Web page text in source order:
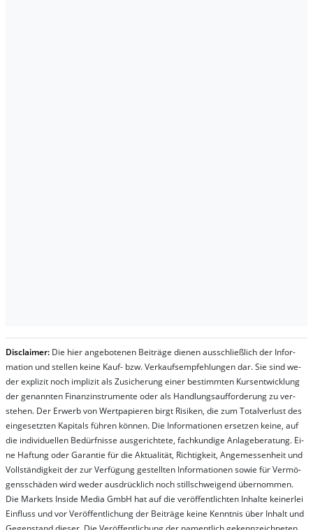
Dis­clai­mer: Die hier an­ge­bo­te­nen Bei­trä­ge die­nen aus­schließ­lich der In­for­
ma­t­ion und stel­len kei­ne Kauf- bzw. Ver­kaufs­em­pfeh­lung­en dar. Sie sind we­
der ex­pli­zit noch im­pli­zit als Zu­sich­er­ung ei­ner be­stim­mt­en Kurs­ent­wick­lung
der ge­nan­nt­en Fi­nanz­in­stru­men­te oder als Handl­ungs­auf­for­der­ung zu ver­
steh­en. Der Er­werb von Wert­pa­pier­en birgt Ri­si­ken, die zum To­tal­ver­lust des
ein­ge­setz­ten Ka­pi­tals füh­ren kön­nen. Die In­for­ma­tion­en er­setz­en kei­ne, auf
die in­di­vi­du­el­len Be­dür­fnis­se aus­ge­rich­te­te, fach­kun­di­ge An­la­ge­be­ra­tung. Ei­
ne Haf­tung oder Ga­ran­tie für die Ak­tu­ali­tät, Rich­tig­keit, An­ge­mes­sen­heit und
Vol­lständ­ig­keit der zur Ver­fü­gung ge­stel­lt­en In­for­ma­tion­en so­wie für Ver­mö­
gens­schä­den wird we­der aus­drück­lich noch stil­lschwei­gend über­nom­men.
Die Mar­kets In­side Me­dia GmbH hat auf die ver­öf­fent­lich­ten In­hal­te kei­ner­lei
Ein­fluss und vor Ver­öf­fent­lich­ung der Bei­trä­ge kei­ne Ken­nt­nis über In­halt und